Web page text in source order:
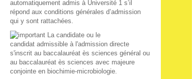
automatiquement admis à Université 1 s’il
répond aux conditions générales d’admission
qui y sont rattachées.
La candidate ou le
candidat admissible à l'admission directe
s'inscrit au baccalauréat ès sciences général ou
au baccalauréat ès sciences avec majeure
conjointe en biochimie-microbiologie.